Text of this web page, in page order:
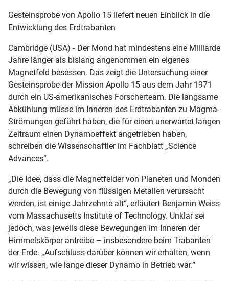
Gesteinsprobe von Apollo 15 liefert neuen Einblick in die
Entwicklung des Erdtrabanten
Cambridge (USA) - Der Mond hat mindestens eine Milliarde
Jahre länger als bislang angenommen ein eigenes
Magnetfeld besessen. Das zeigt die Untersuchung einer
Gesteinsprobe der Mission Apollo 15 aus dem Jahr 1971
durch ein US-amerikanisches Forscherteam. Die langsame
Abkühlung müsse im Inneren des Erdtrabanten zu Magma-
Strömungen geführt haben, die für einen unerwartet langen
Zeitraum einen Dynamoeffekt angetrieben haben,
schreiben die Wissenschaftler im Fachblatt „Science
Advances“.
„Die Idee, dass die Magnetfelder von Planeten und Monden
durch die Bewegung von flüssigen Metallen verursacht
werden, ist einige Jahrzehnte alt“, erläutert Benjamin Weiss
vom Massachusetts Institute of Technology. Unklar sei
jedoch, was jeweils diese Bewegungen im Inneren der
Himmelskörper antreibe – insbesondere beim Trabanten
der Erde. „Aufschluss darüber können wir erhalten, wenn
wir wissen, wie lange dieser Dynamo in Betrieb war.“